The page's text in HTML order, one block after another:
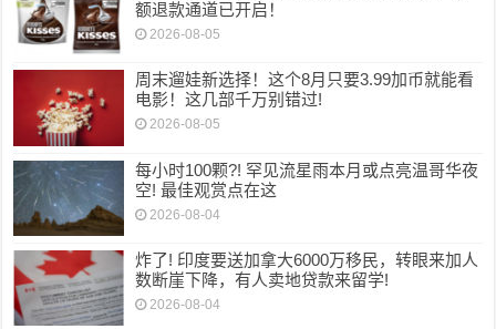
额退款通道已开启！
2026-08-05
周末遛娃新选择！这个8月只要3.99加币就能看
电影！这几部千万别错过!
2026-08-05
每小时100颗?! 罕见流星雨本月或点亮温哥华夜
空! 最佳观赏点在这
2026-08-04
炸了! 印度要送加拿大6000万移民，转眼来加人
数断崖下降，有人卖地贷款来留学!
2026-08-04